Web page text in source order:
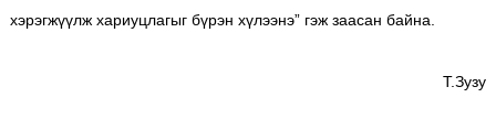
хэрэгжүүлж хариуцлагыг бүрэн хүлээнэ” гэж заасан байна.
Т.Зузу